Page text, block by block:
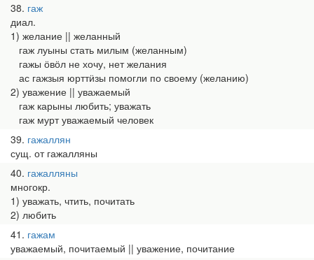
38 гаж
диал.
1) желание || желанный
гаж луыны стать милым (желанным)
гажы ӧвӧл не хочу, нет желания
ас гажзыя юрттӥзы помогли по своему (желанию)
2) уважение || уважаемый
гаж карыны любить; уважать
гаж мурт уважаемый человек
39 гажаллян
сущ. от гажалляны
40 гажалляны
многокр.
1) уважать, чтить, почитать
2) любить
41 гажам
уважаемый, почитаемый || уважение, почитание